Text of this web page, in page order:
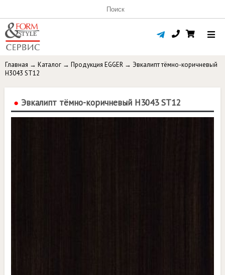
Главная → Каталог → Продукция EGGER → Эвкалипт тёмно-коричневый
H3043 ST12
● Эвкалипт тёмно-коричневый H3043 ST12